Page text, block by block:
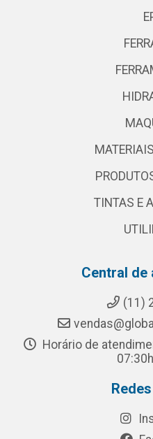
TINTAS E
Central de
(11)
Horário de